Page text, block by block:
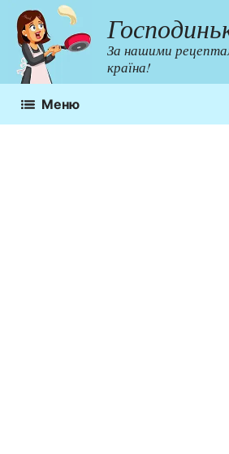
Перейти
до
контенту
За нашими
країна!
Меню